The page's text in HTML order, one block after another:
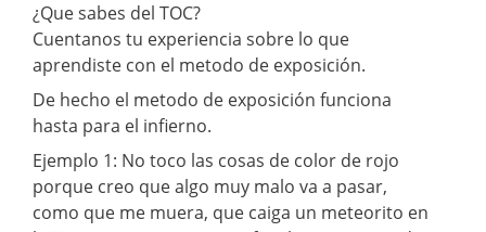
¿Que sabes del TOC?
Cuentanos tu experiencia sobre lo que
aprendiste con el metodo de exposición.
De hecho el metodo de exposición funciona
hasta para el infierno.
Ejemplo 1: No toco las cosas de color de rojo
porque creo que algo muy malo va a pasar,
como que me muera, que caiga un meteorito en